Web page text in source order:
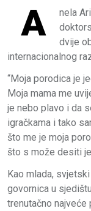
A
nela
dvije
internacionalnog
“Moja porodica je
Moja mama me
je nebo plavo i da
igračkama i tako
što me je moja
što s može desiti
Kao mlada,
govornica u
trenutačno